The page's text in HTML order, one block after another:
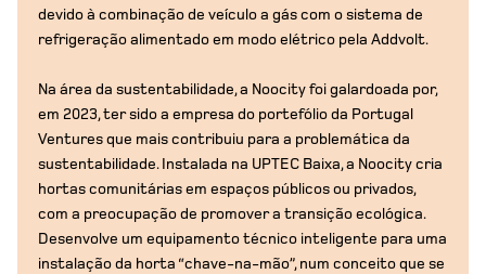
devido à combinação de veículo a gás com o sistema de
refrigeração alimentado em modo elétrico pela Addvolt.
Na área da sustentabilidade, a Noocity foi galardoada por,
em 2023, ter sido a empresa do portefólio da Portugal
Ventures que mais contribuiu para a problemática da
sustentabilidade. Instalada na UPTEC Baixa, a Noocity cria
hortas comunitárias em espaços públicos ou privados,
com a preocupação de promover a transição ecológica.
Desenvolve um equipamento técnico inteligente para uma
instalação da horta “chave-na-mão”, num conceito que se